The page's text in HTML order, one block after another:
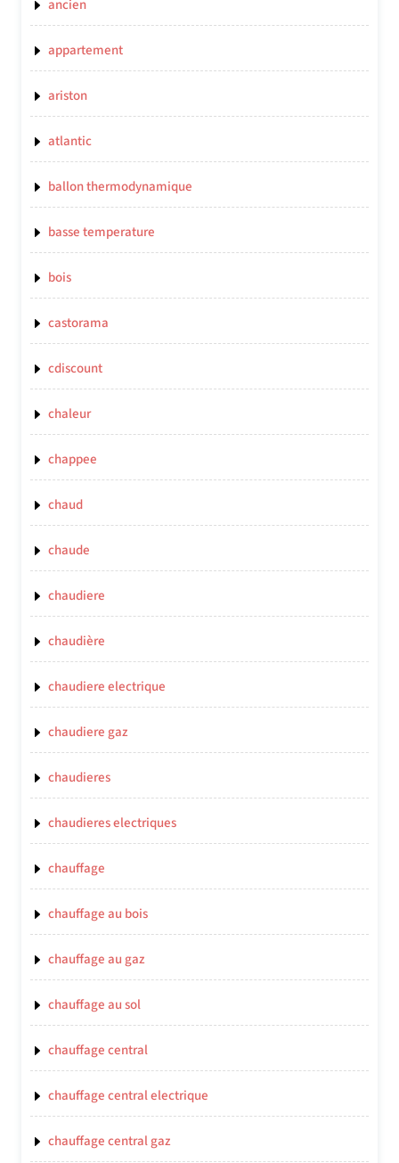
ancien
appartement
ariston
atlantic
ballon thermodynamique
basse temperature
bois
castorama
cdiscount
chaleur
chappee
chaud
chaude
chaudiere
chaudière
chaudiere electrique
chaudiere gaz
chaudieres
chaudieres electriques
chauffage
chauffage au bois
chauffage au gaz
chauffage au sol
chauffage central
chauffage central electrique
chauffage central gaz